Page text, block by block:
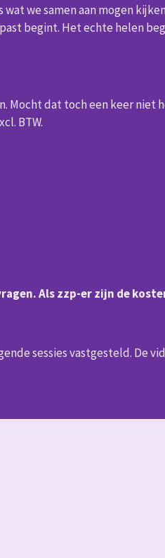
we samen aan mogen
begint. Het echte helen
dat toch een keer niet
BTW.
Als zzp-er zijn de
sessies vastgesteld. De